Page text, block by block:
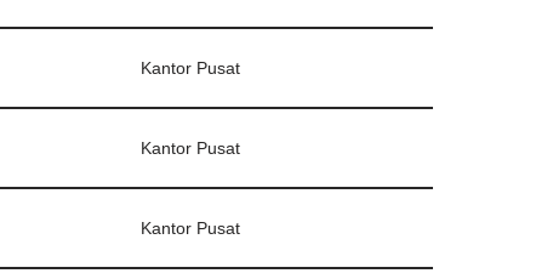
Kantor Pusat
Kantor Pusat
Kantor Pusat